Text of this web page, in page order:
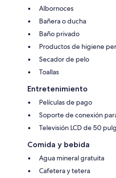
Albornoces
Bañera o ducha
Baño privado
Productos de higiene
Secador de pelo
Toallas
Entretenimiento
Películas de pago
Soporte de conexión
Televisión LCD de 50
Comida y bebida
Agua mineral gratuita
Cafetera y tetera